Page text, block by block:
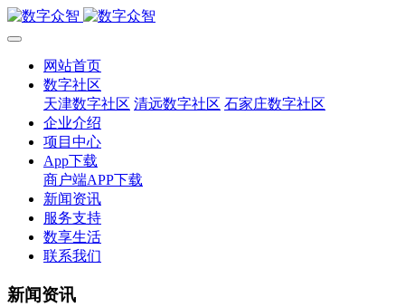
网站首页
数字社区
天津数字社区 清远数字社区 石家庄数字社区
企业介绍
项目中心
App下载
商户端APP下载
新闻资讯
服务支持
数享生活
联系我们
新闻资讯